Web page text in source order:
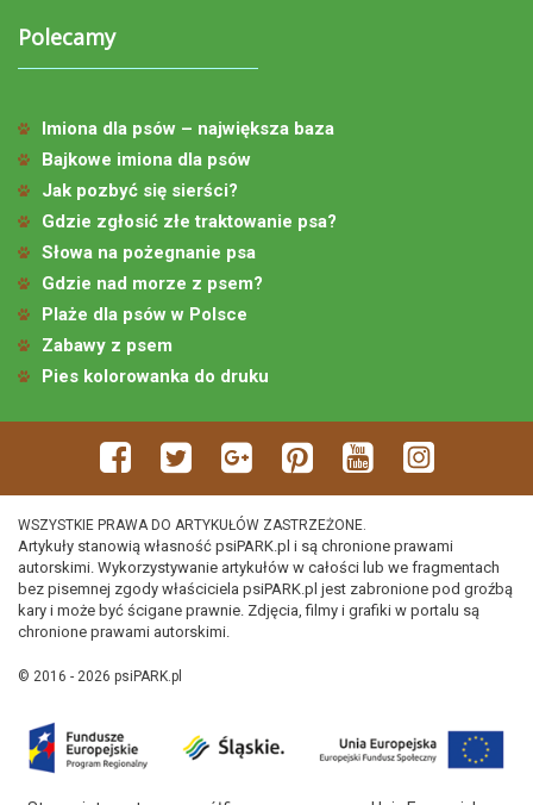
Polecamy
Imiona dla psów – największa baza
Bajkowe imiona dla psów
Jak pozbyć się sierści?
Gdzie zgłosić złe traktowanie psa?
Słowa na pożegnanie psa
Gdzie nad morze z psem?
Plaże dla psów w Polsce
Zabawy z psem
Pies kolorowanka do druku
WSZYSTKIE PRAWA DO ARTYKUŁÓW ZASTRZEŻONE.
Artykuły stanowią własność psiPARK.pl i są chronione prawami
autorskimi. Wykorzystywanie artykułów w całości lub we fragmentach
bez pisemnej zgody właściciela psiPARK.pl jest zabronione pod groźbą
kary i może być ścigane prawnie. Zdjęcia, filmy i grafiki w portalu są
chronione prawami autorskimi.
© 2016 - 2026 psiPARK.pl